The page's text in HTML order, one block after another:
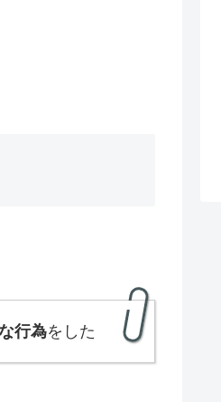
行為をした